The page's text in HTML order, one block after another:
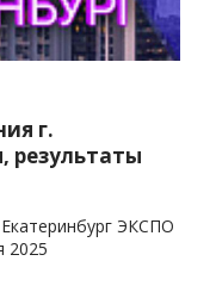
г.
результаты
ЭКСПО
2025